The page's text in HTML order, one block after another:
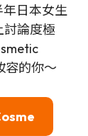
日本女生
論度極
容的你～